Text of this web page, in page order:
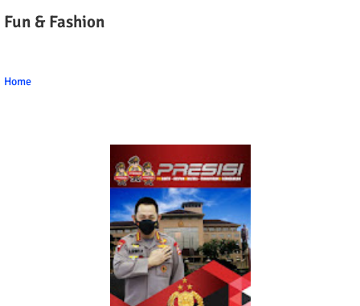
Fun & Fashion
Home